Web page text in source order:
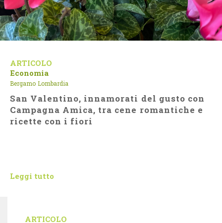
ARTICOLO
Economia
Bergamo Lombardia
San Valentino, innamorati del gusto con
Campagna Amica, tra cene romantiche e
ricette con i fiori
Leggi tutto
ARTICOLO